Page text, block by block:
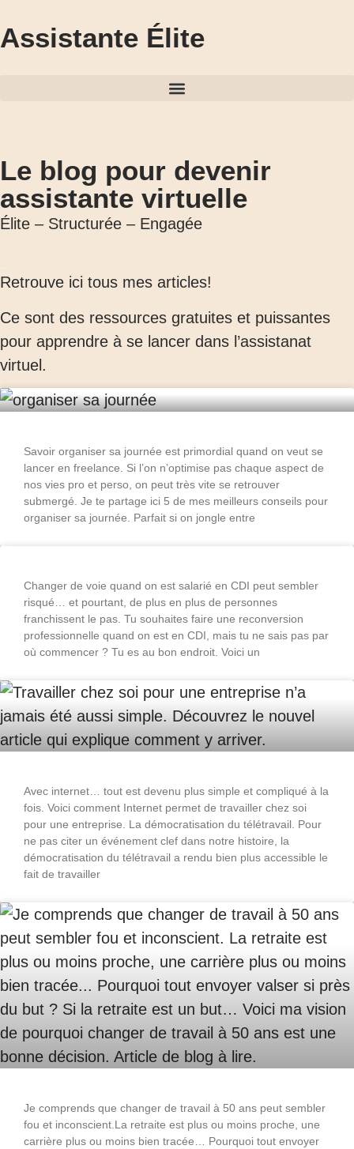
Assistante Élite
Le blog pour devenir
assistante virtuelle
Élite – Structurée – Engagée
Retrouve ici tous mes articles!
Ce sont des ressources gratuites et puissantes
pour apprendre à se lancer dans l’assistanat
virtuel.
Savoir organiser sa journée est primordial quand on veut se
lancer en freelance. Si l’on n’optimise pas chaque aspect de
nos vies pro et perso, on peut très vite se retrouver
submergé. Je te partage ici 5 de mes meilleurs conseils pour
organiser sa journée. Parfait si on jongle entre
Changer de voie quand on est salarié en CDI peut sembler
risqué… et pourtant, de plus en plus de personnes
franchissent le pas. Tu souhaites faire une reconversion
professionnelle quand on est en CDI, mais tu ne sais pas par
où commencer ? Tu es au bon endroit. Voici un
Avec internet… tout est devenu plus simple et compliqué à la
fois. Voici comment Internet permet de travailler chez soi
pour une entreprise. La démocratisation du télétravail. Pour
ne pas citer un événement clef dans notre histoire, la
démocratisation du télétravail a rendu bien plus accessible le
fait de travailler
Je comprends que changer de travail à 50 ans peut sembler
fou et inconscient.La retraite est plus ou moins proche, une
carrière plus ou moins bien tracée… Pourquoi tout envoyer